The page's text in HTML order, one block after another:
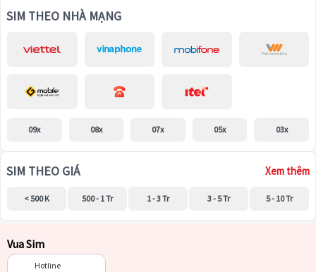
SIM THEO NHÀ MẠNG
09x 08x 07x 05x 03x
SIM THEO GIÁ Xem thêm
< 500 K 500 - 1 Tr 1 - 3 Tr 3 - 5 Tr 5 - 10 Tr
Vua Sim
Hotline